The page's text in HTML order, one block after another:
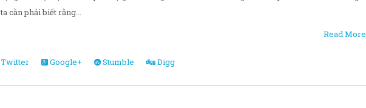
ta cần phải biết rằng...
Read More
Twitter Google+ Stumble Digg